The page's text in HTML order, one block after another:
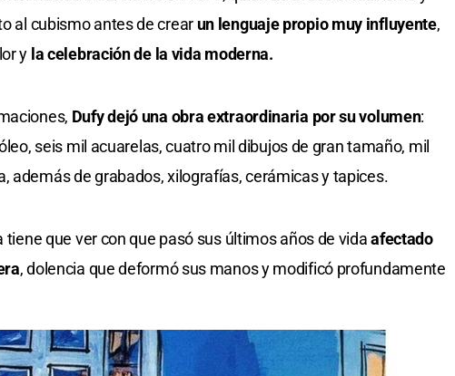
al cubismo antes de crear un lenguaje propio muy influyente,
y la celebración de la vida moderna.
Dufy dejó una obra extraordinaria por su volumen:
seis mil acuarelas, cuatro mil dibujos de gran tamaño, mil
además de grabados, xilografías, cerámicas y tapices.
tiene que ver con que pasó sus últimos años de vidaafectado
, dolencia que deformó sus manos y modificó profundamente